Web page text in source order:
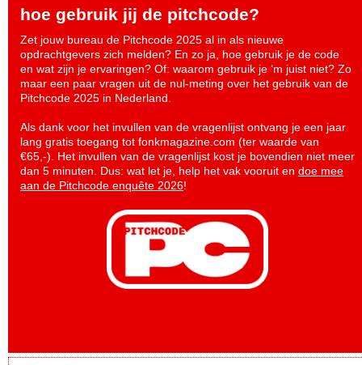
hoe gebruik jij de pitchcode?
Zet jouw bureau de Pitchcode 2025 al in als nieuwe
opdrachtgevers zich melden? En zo ja, hoe gebruik je de code
en wat zijn je ervaringen? Of: waarom gebruik je ‘m juist niet? Zo
maar een paar vragen uit de nul-meting over het gebruik van de
Pitchcode 2025 in Nederland.
Als dank voor het invullen van de vragenlijst ontvang je een jaar
lang gratis toegang tot fonkmagazine.com (ter waarde van
€65,-). Het invullen van de vragenlijst kost je bovendien niet meer
dan 5 minuten. Dus: wat let je, help het vak vooruit en doe mee
aan de Pitchcode enquête 2026!